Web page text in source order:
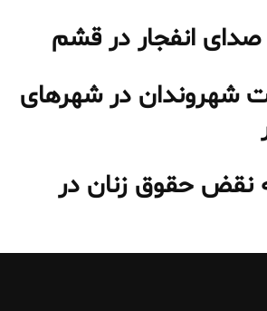
انفجار در قشم
شهروندان در شهرهای
نقض حقوق زنان در